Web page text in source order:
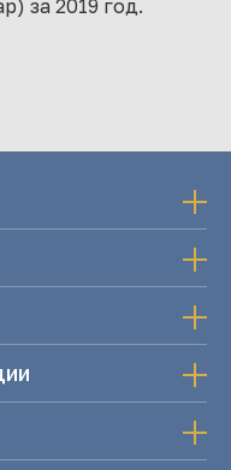
за 2019 год.